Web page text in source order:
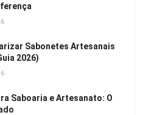
Sabonetes Artesanais
2026)
Saboaria e Artesanato: O